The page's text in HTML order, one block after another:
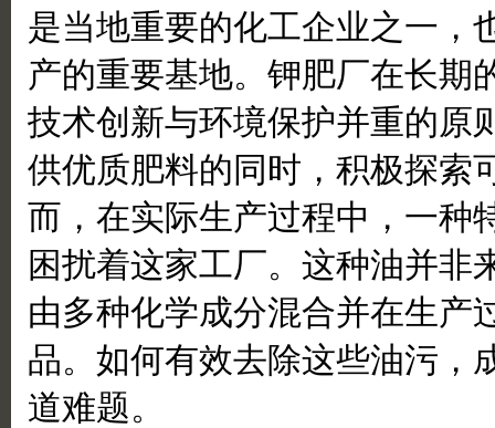
是当地重要的化工企业之一，
产的重要基地。钾肥厂在长期
技术创新与环境保护并重的原
供优质肥料的同时，积极探索
而，在实际生产过程中，一种
困扰着这家工厂。这种油并非
由多种化学成分混合并在生产
品。如何有效去除这些油污，
道难题。